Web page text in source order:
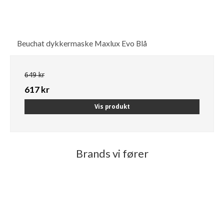
Beuchat dykkermaske Maxlux Evo Blå
649 kr
617 kr
Vis produkt
Brands vi fører